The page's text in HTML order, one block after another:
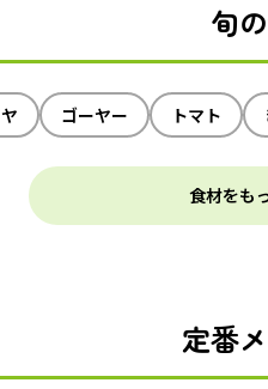
旬
ゴーヤー トマト
食材をも
定番